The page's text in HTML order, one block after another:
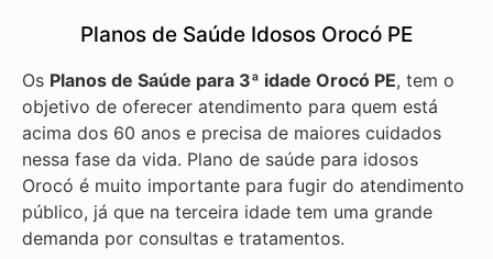
Planos de Saúde Idosos Orocó PE
Os Planos de Saúde para 3ª idade Orocó PE, tem o
objetivo de oferecer atendimento para quem está
acima dos 60 anos e precisa de maiores cuidados
nessa fase da vida. Plano de saúde para idosos
Orocó é muito importante para fugir do atendimento
público, já que na terceira idade tem uma grande
demanda por consultas e tratamentos.